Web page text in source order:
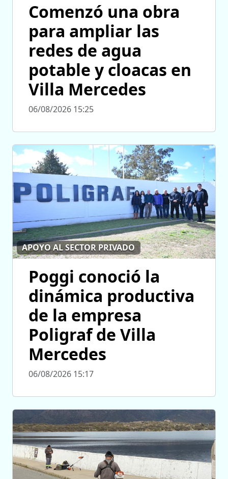
Comenzó una obra
para ampliar las
redes de agua
potable y cloacas en
Villa Mercedes
06/08/2026 15:25
APOYO AL SECTOR PRIVADO
Poggi conoció la
dinámica productiva
de la empresa
Poligraf de Villa
Mercedes
06/08/2026 15:17